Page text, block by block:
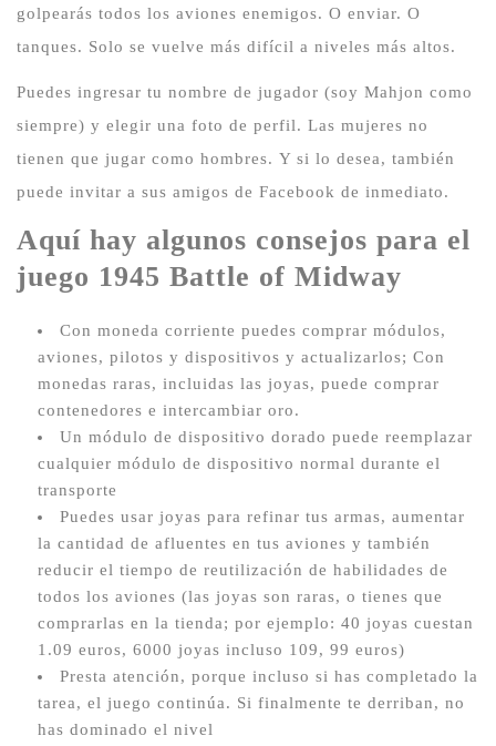
golpearás todos los aviones enemigos. O enviar. O
tanques. Solo se vuelve más difícil a niveles más altos.
Puedes ingresar tu nombre de jugador (soy Mahjon como
siempre) y elegir una foto de perfil. Las mujeres no
tienen que jugar como hombres. Y si lo desea, también
puede invitar a sus amigos de Facebook de inmediato.
Aquí hay algunos consejos para el
juego 1945 Battle of Midway
Con moneda corriente puedes comprar módulos,
aviones, pilotos y dispositivos y actualizarlos; Con
monedas raras, incluidas las joyas, puede comprar
contenedores e intercambiar oro.
Un módulo de dispositivo dorado puede reemplazar
cualquier módulo de dispositivo normal durante el
transporte
Puedes usar joyas para refinar tus armas, aumentar
la cantidad de afluentes en tus aviones y también
reducir el tiempo de reutilización de habilidades de
todos los aviones (las joyas son raras, o tienes que
comprarlas en la tienda; por ejemplo: 40 joyas cuestan
1.09 euros, 6000 joyas incluso 109, 99 euros)
Presta atención, porque incluso si has completado la
tarea, el juego continúa. Si finalmente te derriban, no
has dominado el nivel